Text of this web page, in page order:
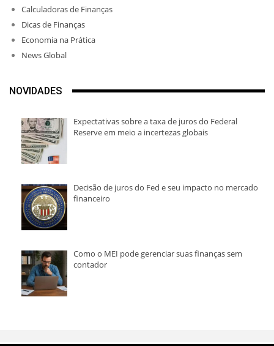
Calculadoras de Finanças
Dicas de Finanças
Economia na Prática
News Global
NOVIDADES
Expectativas sobre a taxa de juros do Federal
Reserve em meio a incertezas globais
Decisão de juros do Fed e seu impacto no mercado
financeiro
Como o MEI pode gerenciar suas finanças sem
contador